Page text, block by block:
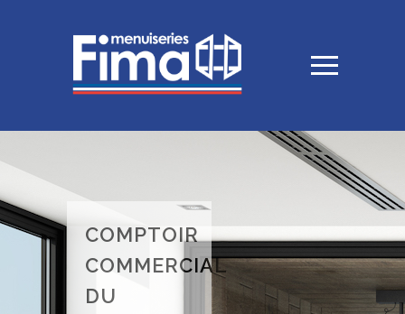
COMPTOIR
COMMERCIAL
DU